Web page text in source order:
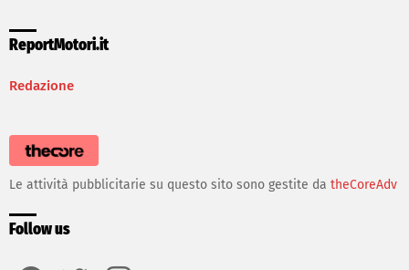
ReportMotori.it
Redazione
Le attività pubblicitarie su questo sito sono gestite da theCoreAdv
Follow us